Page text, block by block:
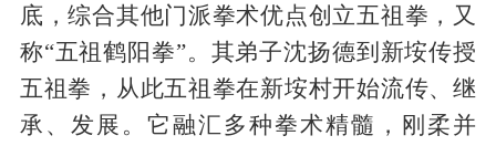
底，综合其他门派拳术优点创立五祖拳，又
称“五祖鹤阳拳”。 其弟子沈扬德到新垵传授
五祖拳，从此五祖拳在新垵村开始流传、继
承、发展。它融汇多种拳术精髓，刚柔并